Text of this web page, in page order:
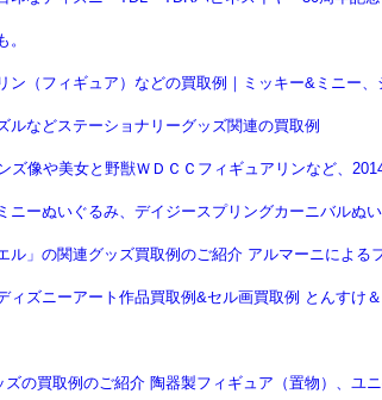
ン（フィギュア）などの買取例｜ミッキー&ミニー
ルなどステーショナリーグッズ関連の買取例
ズ像や美女と野獣ＷＤＣＣフィギュアリンなど、
ニーぬいぐるみ、デイジースプリングカーニバルぬ
ル」の関連グッズ買取例のご紹介 アルマーニによ
ィズニーアート作品買取例&セル画買取例 とんす
ズの買取例のご紹介 陶器製フィギュア（置物）、ユ